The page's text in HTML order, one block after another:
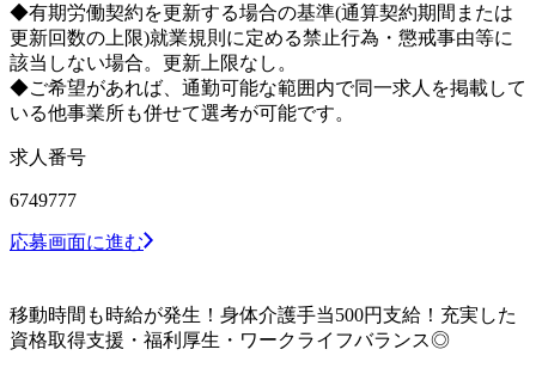
◆有期労働契約を更新する場合の基準(通算契約期間または
更新回数の上限)就業規則に定める禁止行為・懲戒事由等に
該当しない場合。更新上限なし。
◆ご希望があれば、通勤可能な範囲内で同一求人を掲載して
いる他事業所も併せて選考が可能です。
求人番号
6749777
応募画面に進む
移動時間も時給が発生！身体介護手当500円支給！充実した
資格取得支援・福利厚生・ワークライフバランス◎